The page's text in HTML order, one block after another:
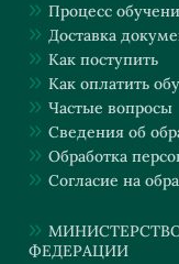
Процесс
Доставка
Как поступить
Как оплатить
Частые вопросы
Сведения об
Обработка
Согласие на
ФЕДЕРАЦИИ